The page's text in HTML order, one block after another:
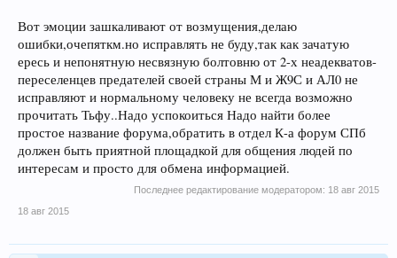
Вот эмоции зашкаливают от возмущения,делаю
ошибки,очепяткм.но исправлять не буду,так как зачатую
ересь и непонятную несвязную болтовню от 2-х неадекватов-
переселенцев предателей своей страны М и Ж9С и АЛ0 не
исправляют и нормальному человеку не всегда возможно
прочитать Тьфу..Надо успокоиться Надо найти более
простое название форума,обратить в отдел К-а форум СПб
должен быть приятной площадкой для общения людей по
интересам и просто для обмена информацией.
Последнее редактирование модератором: 18 авг 2015
18 авг 2015